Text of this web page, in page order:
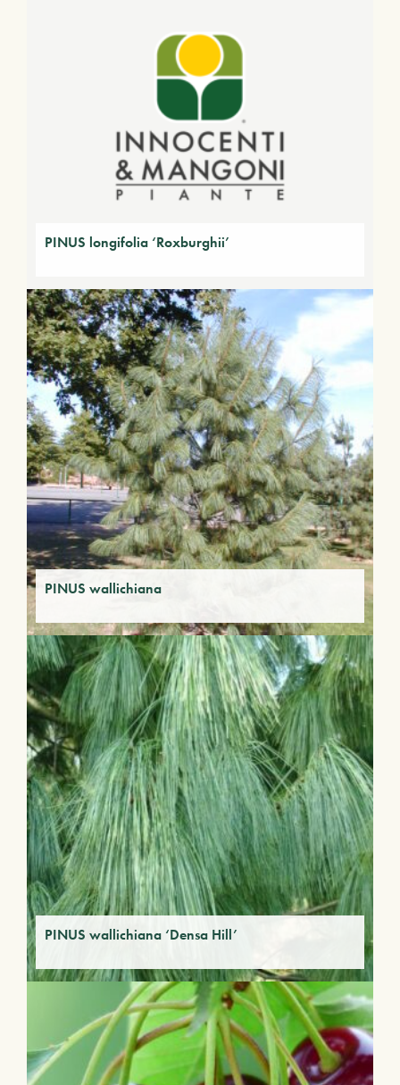
PINUS longifolia ‘Roxburghii’
PINUS wallichiana
PINUS wallichiana ‘Densa Hill’